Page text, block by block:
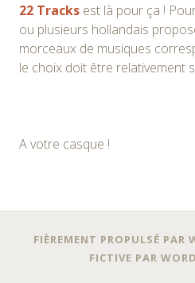
22 Tracks est là pour ça !
ou plusieurs hollandais
morceaux de musiques
le choix doit être relativement
A votre casque !
Navigation
FIÈREMENT PROPULSÉ PAR
FICTIVE PAR